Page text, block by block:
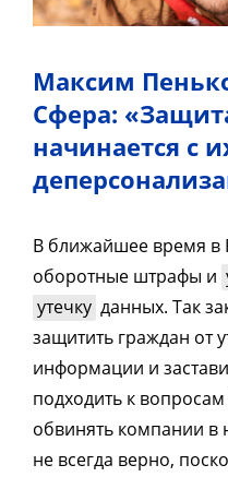
Максим
Сфера:
начинается с
В ближайшее время в
оборотные штрафы и
утечку данных. Так
защитить граждан от
информации и
подходить к
обвинять компании в
не всегда верно,